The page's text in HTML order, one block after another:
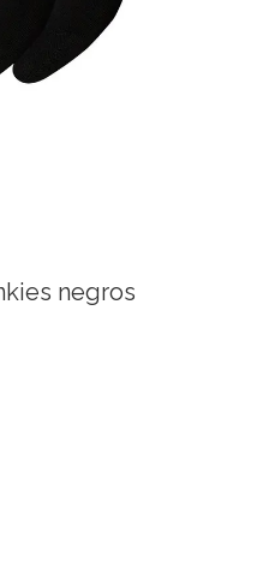
negros